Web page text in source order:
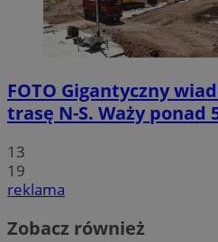
FOTO Gigantyczny
trasę N-S. Waży ponad
13
19
reklama
Zobacz również